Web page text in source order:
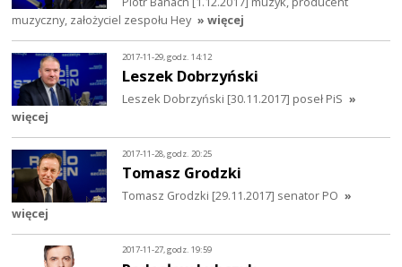
muzyczny, założyciel zespołu Hey » więcej
2017-11-29, godz. 14:12
Leszek Dobrzyński
Leszek Dobrzyński [30.11.2017] poseł PiS »
więcej
2017-11-28, godz. 20:25
Tomasz Grodzki
Tomasz Grodzki [29.11.2017] senator PO »
więcej
2017-11-27, godz. 19:59